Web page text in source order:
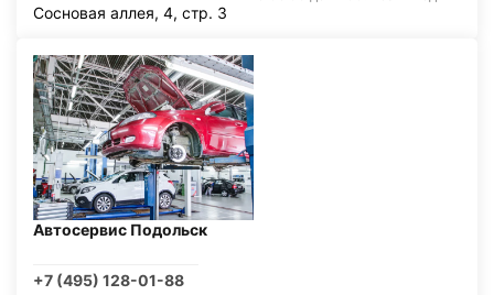
Сосновая аллея, 4, стр. 3
Автосервис Подольск
+7 (495) 128-01-88